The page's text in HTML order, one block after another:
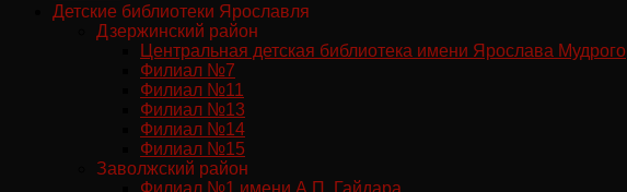
Детские библиотеки Ярославля
Дзержинский район
Центральная детская библиотека имени Ярослава Мудрого
Филиал №7
Филиал №11
Филиал №13
Филиал №14
Филиал №15
Заволжский район
Филиал №1 имени А.П. Гайдара